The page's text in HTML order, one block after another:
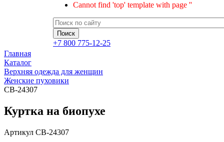
Cannot find 'top' template with page ''
+7 800 775-12-25
Главная
Каталог
Верхняя одежда для женщин
Женские пуховики
CB-24307
Куртка на биопухе
Артикул CB-24307